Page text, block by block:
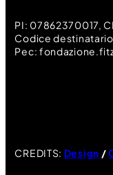
PI: 07862370017,
Codice destinatario
Pec:
CREDITS: Design /